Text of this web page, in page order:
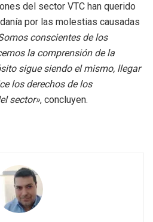
del sector VTC han querido
por las molestias causadas
conscientes de los
la comprensión de la
sigue siendo el mismo, llegar
los derechos de los
sector», concluyen.